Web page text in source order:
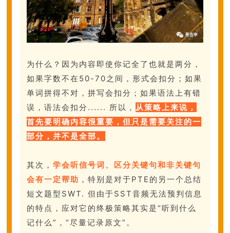
为什么？因为内容即使你记全了也就是两分，
如果字数不在50-70之间，形式会扣分；如果
单词拼得不对，拼写会扣分；如果语法上有错
误，语法会扣分...... 所以， 从策略上来说，
首先要明确内容很重要，但只是需要关注的一
部分，并不是全部。
其次，学会听信号词、区分关键句和非关键句
会有一定帮助 ，特别是对于PTE的另一个总结
短文题型SWT. 但由于SST音频无法预判信息
的特点，应对它的终极策略其实是“听到什么
记什么”，“尽量记录原文”。